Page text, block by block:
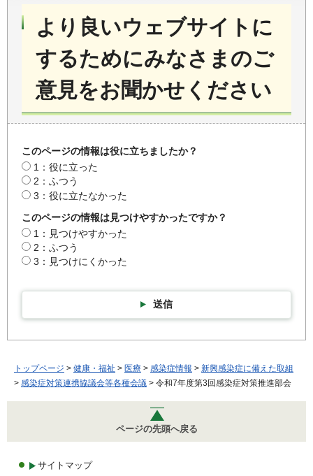
より良いウェブサイトに
するためにみなさまのご
意見をお聞かせください
このページの情報は役に立ちましたか？
1：役に立った
2：ふつう
3：役に立たなかった
このページの情報は見つけやすかったですか？
1：見つけやすかった
2：ふつう
3：見つけにくかった
送信
トップページ > 健康・福祉 > 医療 > 感染症情報 > 新興感染症に備えた取組
> 感染症対策連携協議会等各種会議 > 令和7年度第3回感染症対策推進部会
ページの先頭へ戻る
サイトマップ